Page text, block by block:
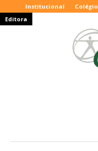
Institucional Colégio
Editora
Blog